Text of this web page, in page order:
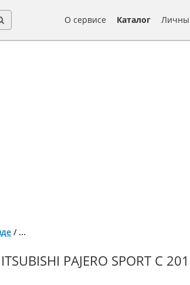
О сервисе Каталог
/ ...
PAJERO SPORT С